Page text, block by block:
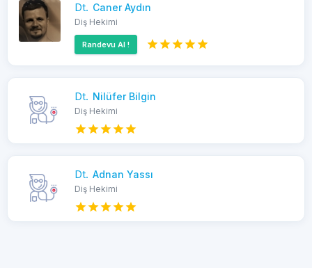
Dt. Caner Aydın
Diş Hekimi
Randevu Al !
Dt. Nilüfer Bilgin
Diş Hekimi
Dt. Adnan Yassı
Diş Hekimi